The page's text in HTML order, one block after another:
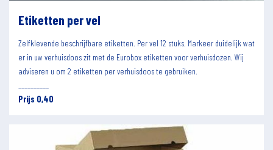
Etiketten per vel
Zelfklevende beschrijfbare etiketten. Per vel 12 stuks. Markeer duidelijk wat
er in uw verhuisdoos zit met de Eurobox etiketten voor verhuisdozen. Wij
adviseren u om 2 etiketten per verhuisdoos te gebruiken.
Prijs 0,40